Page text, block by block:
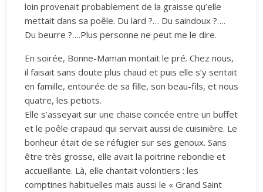
loin provenait probablement de la graisse qu’elle
mettait dans sa poêle. Du lard ?… Du saindoux ?….
Du beurre ?….Plus personne ne peut me le dire.
En soirée, Bonne-Maman montait le pré. Chez nous,
il faisait sans doute plus chaud et puis elle s’y sentait
en famille, entourée de sa fille, son beau-fils, et nous
quatre, les petiots.
Elle s’asseyait sur une chaise coincée entre un buffet
et le poêle crapaud qui servait aussi de cuisinière. Le
bonheur était de se réfugier sur ses genoux. Sans
être très grosse, elle avait la poitrine rebondie et
accueillante. Là, elle chantait volontiers : les
comptines habituelles mais aussi le « Grand Saint